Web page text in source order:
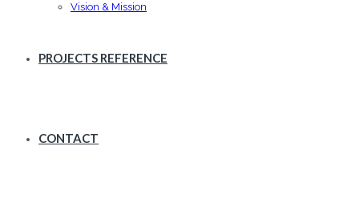
Vision & Mission
PROJECTS REFERENCE
CONTACT